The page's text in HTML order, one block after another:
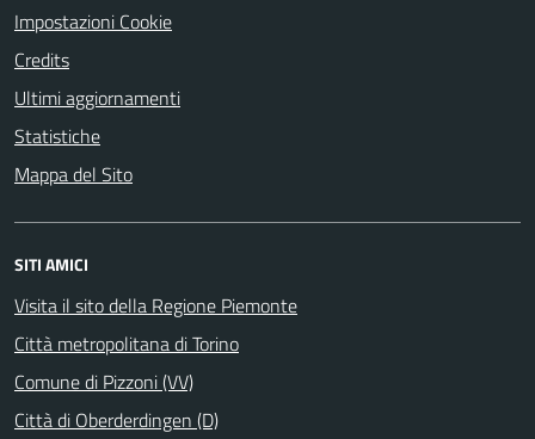
Impostazioni Cookie
Credits
Ultimi aggiornamenti
Statistiche
Mappa del Sito
SITI AMICI
Visita il sito della Regione Piemonte
Città metropolitana di Torino
Comune di Pizzoni (VV)
Città di Oberderdingen (D)